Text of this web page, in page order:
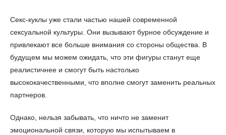
Секс-куклы уже стали частью нашей современной
сексуальной культуры. Они вызывают бурное обсуждение и
привлекают все больше внимания со стороны общества. В
будущем мы можем ожидать, что эти фигуры станут еще
реалистичнее и смогут быть настолько
высококачественными, что вполне смогут заменить реальных
партнеров.
Однако, нельзя забывать, что ничто не заменит
эмоциональной связи, которую мы испытываем в